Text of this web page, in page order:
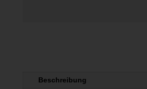
Beschreibung